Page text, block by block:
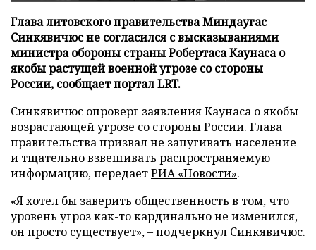
Глава литовского правительства Миндаугас
Синкявичюс не согласился с высказываниями
министра обороны страны Робертаса Каунаса о
якобы растущей военной угрозе со стороны
России, сообщает портал LRT.
Синкявичюс опроверг заявления Каунаса о якобы
возрастающей угрозе со стороны России. Глава
правительства призвал не запугивать население
и тщательно взвешивать распространяемую
информацию, передаетРИА «Новости».
«Я хотел бы заверить общественность в том, что
уровень угроз как-то кардинально не изменился,
он просто существует», – подчеркнул Синкявичюс.